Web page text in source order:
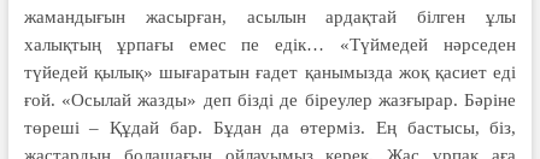
жамандығын жасырған, асылын ардақтай білген ұлы
халықтың ұрпағы емес пе едік… «Түймедей нәрседен
түйедей қылық» шыға­ратын ғадет қанымызда жоқ қа­сиет еді
ғой. «Осылай жазды» деп бізді де біреулер жазғырар. Бәріне
төреші – Құдай бар. Бұдан да өтерміз. Ең бастысы, біз,
жастардың болашағын ойлауымыз керек. Жас ұрпақ аға